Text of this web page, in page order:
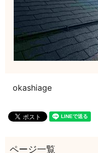
okashiage